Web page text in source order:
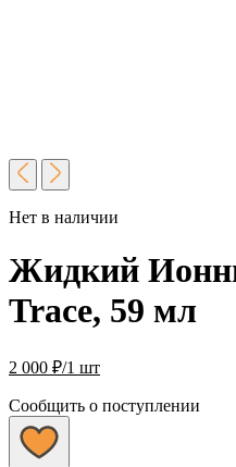
Нет в наличии
Жидкий
Trace, 59 мл
2 000 ₽/1 шт
Сообщить о поступлении